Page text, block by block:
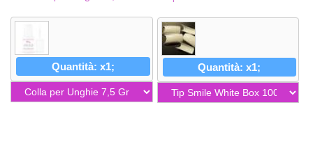
Quantità: x1; Quantità: x1;